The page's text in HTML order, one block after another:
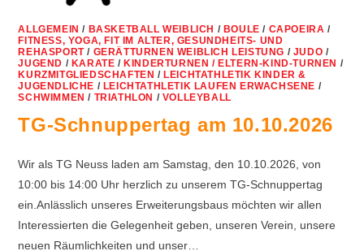
ALLGEMEIN / BASKETBALL WEIBLICH / BOULE / CAPOEIRA /
FITNESS, YOGA, FIT IM ALTER, GESUNDHEITS- UND
REHASPORT/ GERÄTTURNEN WEIBLICH LEISTUNG / JUDO /
JUGEND / KARATE / KINDERTURNEN / ELTERN-KIND-TURNEN /
KURZMITGLIEDSCHAFTEN / LEICHTATHLETIK KINDER &
JUGENDLICHE / LEICHTATHLETIK LAUFEN ERWACHSENE /
SCHWIMMEN / TRIATHLON / VOLLEYBALL
TG-Schnuppertag am 10.10.2026
Wir als TG Neuss laden am Samstag, den 10.10.2026, von
10:00 bis 14:00 Uhr herzlich zu unserem TG-Schnuppertag
ein.Anlässlich unseres Erweiterungsbaus möchten wir allen
Interessierten die Gelegenheit geben, unseren Verein, unsere
neuen Räumlichkeiten und unser…